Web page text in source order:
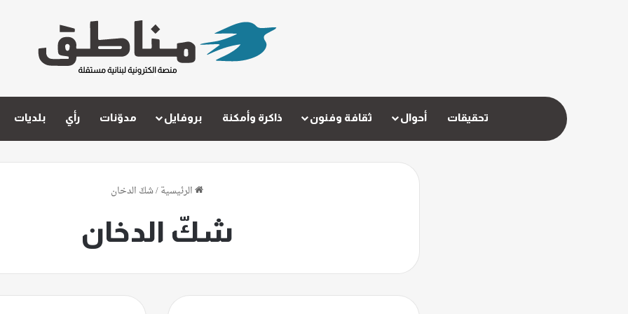
تحقيقات أحوال ثقافة وفنون ذاكرة وأمكنة بروفايل مدوّنات رأي بلديات
الرئيسية/شكّ الدخان
شكّ الدخان